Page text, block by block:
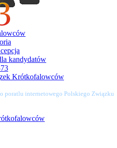
kandydatów
Krótkofalowców
poratlu internetowego Polskiego Związku